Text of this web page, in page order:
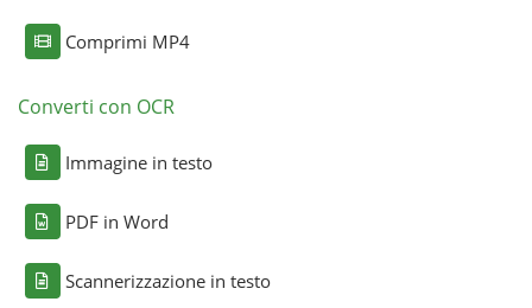
Comprimi MP4
Converti con OCR
Immagine in testo
PDF in Word
Scannerizzazione in testo